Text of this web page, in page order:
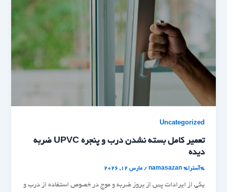
Uncategorized
تعمیر کامل بسته نشدن درب و پنجره UPVC ضربه
دیده
%آسترا% namasazan
/مارس 12, 2026
یکی از ایرادات پس از بروز ضربه و موج در خصوص استفاده از درب و